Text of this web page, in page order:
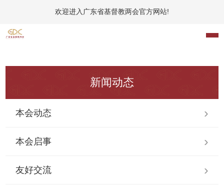
欢迎进入广东省基督教两会官方网站!
新闻动态
本会动态
本会启事
友好交流